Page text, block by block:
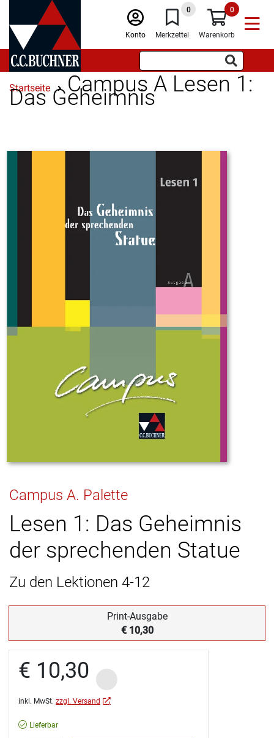
Konto
0
Merkzettel
0
Warenkorb
Startseite Campus A Lesen 1:
Das Geheimnis
Campus A. Palette
Lesen 1: Das Geheimnis
der sprechenden Statue
Zu den Lektionen 4-12
Print-Ausgabe
€ 10,30
€ 10,30
inkl. MwSt. zzgl. Versand
Lieferbar